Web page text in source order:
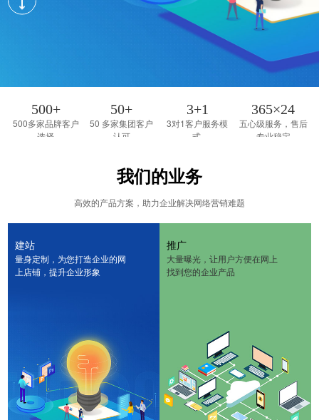
500+
500多家品牌客户
选择
50+
50 多家集团客户
认可
3+1
3对1客户服务模
式
365×24
五心级服务，售后
专业稳定
我们的业务
高效的产品方案，助力企业解决网络营销难题
建站
量身定制，为您打造企业的网
上店铺，提升企业形象
推广
大量曝光，让用户方便在网上
找到您的企业产品